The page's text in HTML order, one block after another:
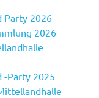
Party 2026
2026
-Party 2025